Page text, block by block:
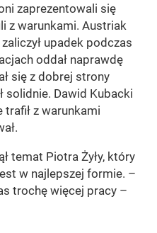
zaprezentowali się
z warunkami. Austriak
upadek podczas
oddał naprawdę
się z dobrej strony
solidnie. Dawid Kubacki
z warunkami
temat Piotra Żyły, który
w najlepszej formie. –
trochę więcej pracy –